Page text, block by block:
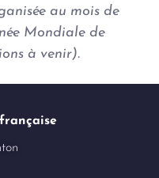
au mois de
Mondiale de
à venir).